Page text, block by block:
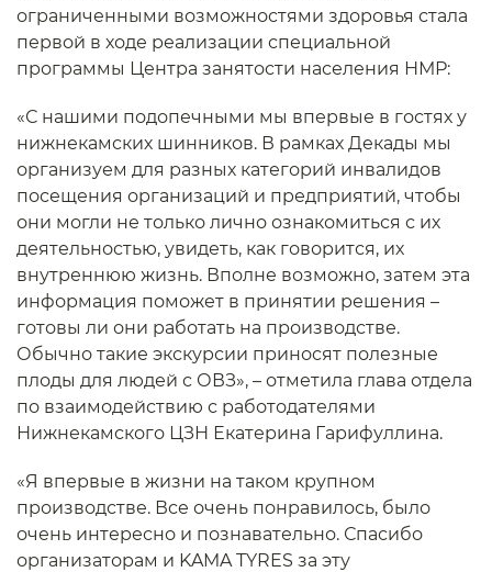
ограниченными возможностями здоровья стала
первой в ходе реализации специальной
программы Центра занятости населения НМР:
«С нашими подопечными мы впервые в гостях у
нижнекамских шинников. В рамках Декады мы
организуем для разных категорий инвалидов
посещения организаций и предприятий, чтобы
они могли не только лично ознакомиться с их
деятельностью, увидеть, как говорится, их
внутреннюю жизнь. Вполне возможно, затем эта
информация поможет в принятии решения –
готовы ли они работать на производстве.
Обычно такие экскурсии приносят полезные
плоды для людей с ОВЗ», – отметила глава отдела
по взаимодействию с работодателями
Нижнекамского ЦЗН Екатерина Гарифуллина.
«Я впервые в жизни на таком крупном
производстве. Все очень понравилось, было
очень интересно и познавательно. Спасибо
организаторам и KAMA TYRES за эту